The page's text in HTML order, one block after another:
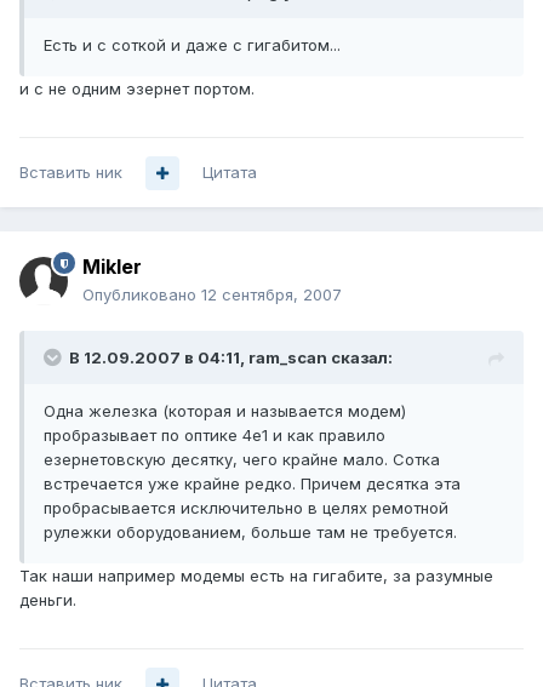
Есть и с соткой и даже с гигабитом...
и с не одним эзернет портом.
Вставить ник Цитата
Mikler
Опубликовано 12 сентября, 2007
В 12.09.2007 в 04:11, ram_scan сказал:
Одна железка (которая и называется модем)
пробразывает по оптике 4e1 и как правило
езернетовскую десятку, чего крайне мало. Сотка
встречается уже крайне редко. Причем десятка эта
пробрасывается исключительно в целях ремотной
рулежки оборудованием, больше там не требуется.
Так наши например модемы есть на гигабите, за разумные
деньги.